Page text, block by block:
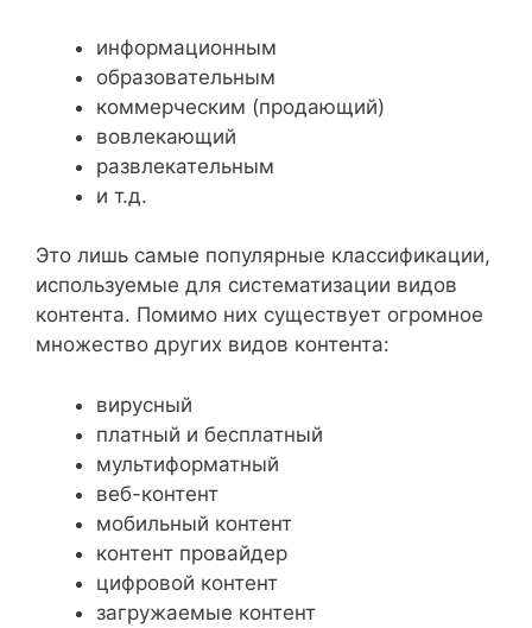
информационным
образовательным
коммерческим (продающий)
вовлекающий
развлекательным
и т.д.
Это лишь самые популярные классификации,
используемые для систематизации видов
контента. Помимо них существует огромное
множество других видов контента:
вирусный
платный и бесплатный
мультиформатный
веб-контент
мобильный контент
контент провайдер
цифровой контент
загружаемые контент